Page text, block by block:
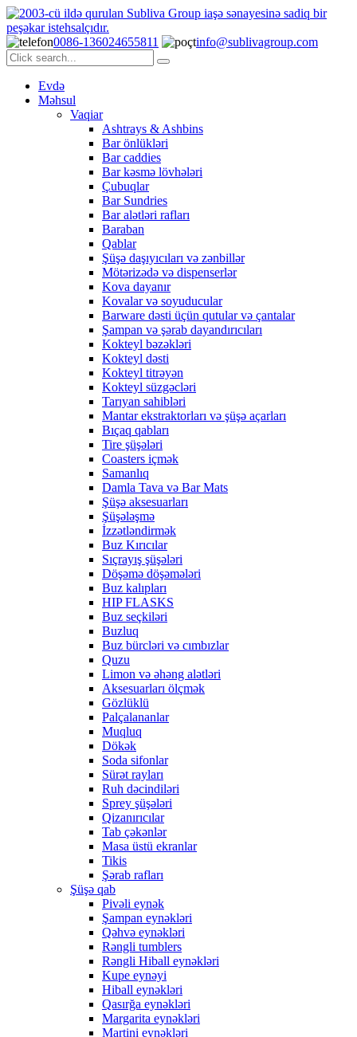
0086-136024655811 info@sublivagroup.com
Evdə
Məhsul
Vaqiar
Ashtrays & Ashbins
Bar önlükləri
Bar caddies
Bar kəsmə lövhələri
Çubuqlar
Bar Sundries
Bar alətləri rafları
Baraban
Qablar
Şüşə daşıyıcıları və zənbillər
Mötərizədə və dispenserlər
Kova dayanır
Kovalar və soyuducular
Barware dəsti üçün qutular və çantalar
Şampan və şərab dayandırıcıları
Kokteyl bəzəkləri
Kokteyl dəsti
Kokteyl titrəyən
Kokteyl süzgəcləri
Tarıyan sahibləri
Mantar ekstraktorları və şüşə açarları
Bıçaq qabları
Tire şüşələri
Coasters içmək
Samanlıq
Damla Tava və Bar Mats
Şüşə aksesuarları
Şüşələşmə
İzzətləndirmək
Buz Kırıcılar
Sıçrayış şüşələri
Döşəmə döşəmələri
Buz kalıpları
HIP FLASKS
Buz seçkiləri
Buzluq
Buz bürcləri və cımbızlar
Quzu
Limon və əhəng alətləri
Aksesuarları ölçmək
Gözlüklü
Palçalananlar
Muqluq
Dökək
Soda sifonlar
Sürət rayları
Ruh dəcindiləri
Sprey şüşələri
Qizanırıcılar
Tab çəkənlər
Masa üstü ekranlar
Tikis
Şərab rafları
Şüşə qab
Pivəli eynək
Şampan eynəkləri
Qəhvə eynəkləri
Rəngli tumblers
Rəngli Hiball eynəkləri
Kupe eynəyi
Hiball eynəkləri
Qasırğa eynəkləri
Margarita eynəkləri
Martini eynəkləri